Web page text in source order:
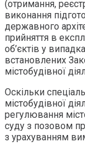
(отримання,
виконання
державного
прийняття в
об’єктів у
встановлених
містобудівної
Оскільки
містобудівної
регулювання
суду з позовом
з урахуванням